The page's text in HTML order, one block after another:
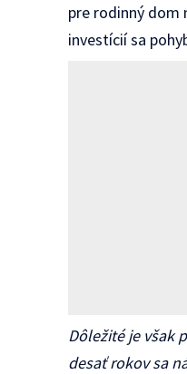
pre rodinný dom
investícií sa
Dôležité je však
desať rokov sa